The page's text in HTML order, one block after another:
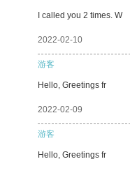
I called you 2 times. W
2022-02-10
游客
Hello, Greetings fr
2022-02-09
游客
Hello, Greetings fr